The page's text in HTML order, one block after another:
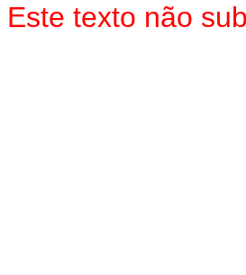
Este texto não